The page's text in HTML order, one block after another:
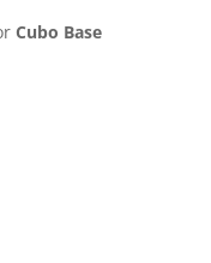
Cubo Base